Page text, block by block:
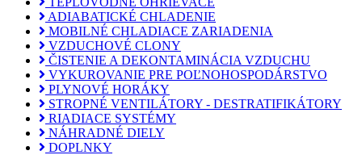
ADIABATICKÉ CHLADENIE
MOBILNÉ CHLADIACE ZARIADENIA
VZDUCHOVÉ CLONY
ČISTENIE A DEKONTAMINÁCIA VZDUCHU
VYKUROVANIE PRE POĽNOHOSPODÁRSTVO
PLYNOVÉ HORÁKY
STROPNÉ VENTILÁTORY - DESTRATIFIKÁTORY
RIADIACE SYSTÉMY
NÁHRADNÉ DIELY
DOPLNKY